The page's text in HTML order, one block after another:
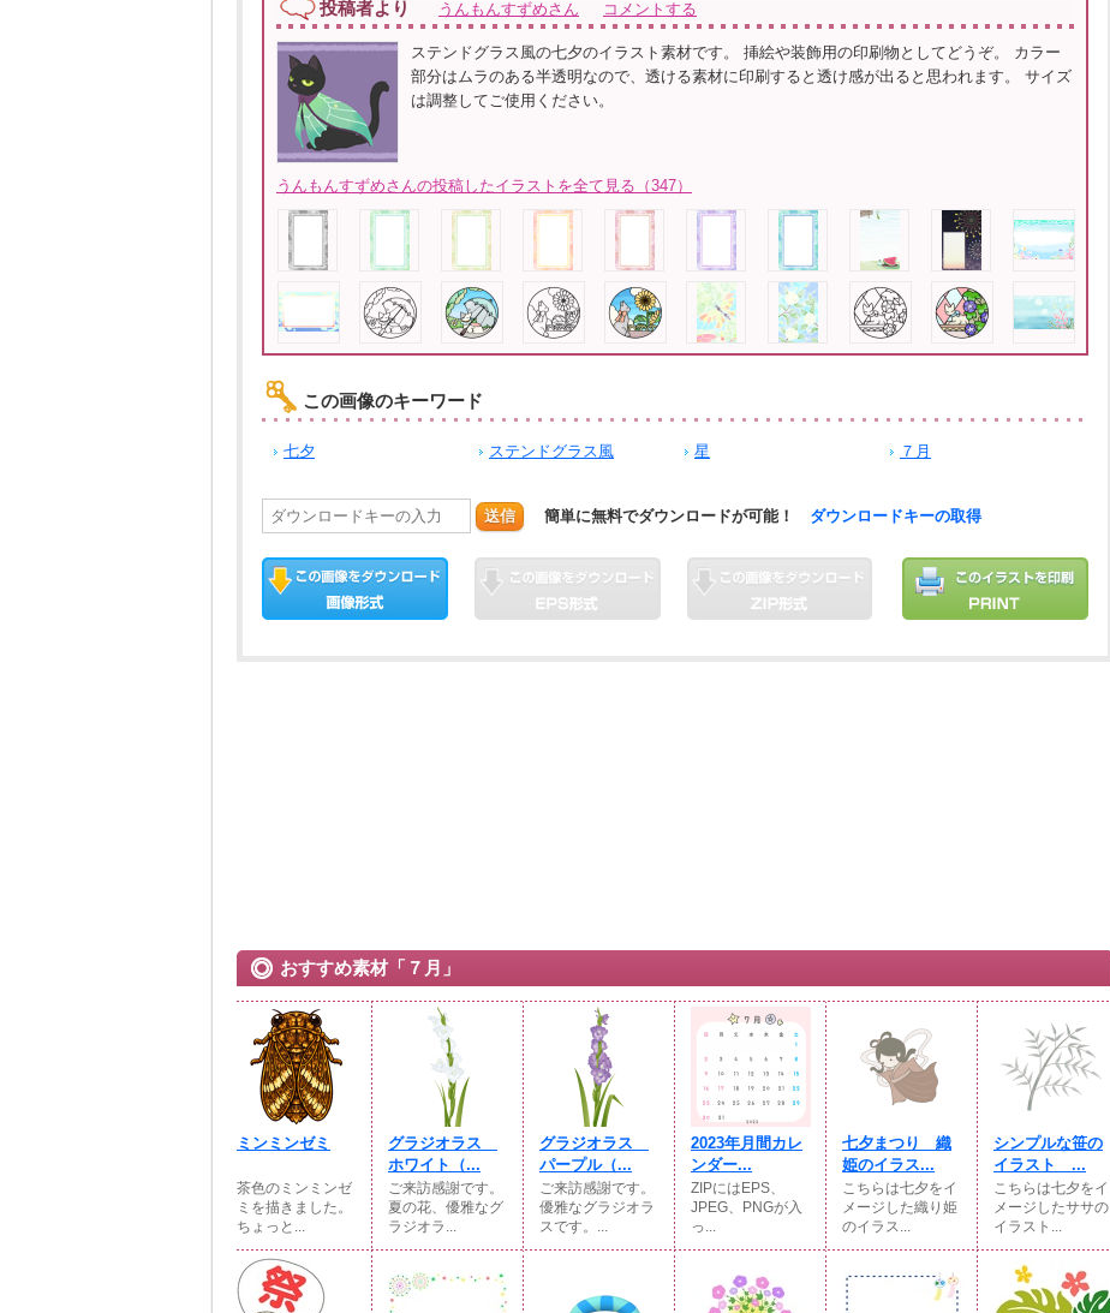
投稿者より うんもんすずめさん コメントする
ステンドグラス風の七夕のイラスト素材です。 挿絵や装飾用の印刷物としてどうぞ。 カラー
部分はムラのある半透明なので、透ける素材に印刷すると透け感が出ると思われます。 サイズ
は調整してご使用ください。
うんもんすずめさんの投稿したイラストを全て見る（347）
この画像のキーワード
七夕 ステンドグラス風 星 ７月
送信 簡単に無料でダウンロードが可能！ ダウンロードキーの取得
おすすめ素材「７月」
ミンミンゼミ
茶色のミンミンゼ
ミを描きました。
ちょっと...
グラジオラス
ホワイト（...
ご来訪感謝です。
夏の花、優雅なグ
ラジオラ...
グラジオラス
パープル（...
ご来訪感謝です。
優雅なグラジオラ
スです。...
2023年月間カレ
ンダー...
ZIPにはEPS、
JPEG、PNGが入
っ...
七夕まつり 織
姫のイラス...
こちらは七夕をイ
メージした織り姫
のイラス...
シンプルな笹の
イラスト ...
こちらは七夕をイ
メージしたササの
イラスト...